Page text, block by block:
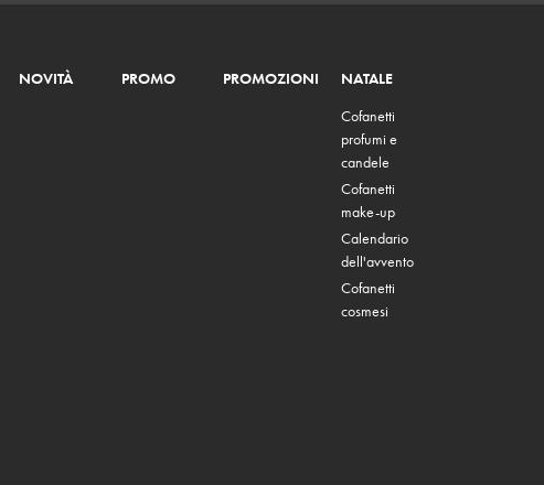
NOVITÀ PROMO PROMOZIONI
NATALE
Cofanetti
profumi e
candele
Cofanetti
make-up
Calendario
dell'avvento
Cofanetti
cosmesi